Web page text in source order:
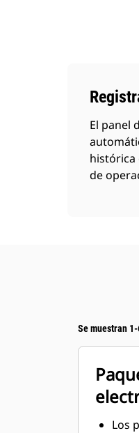
El panel
histórica
de
Se muestran
Los